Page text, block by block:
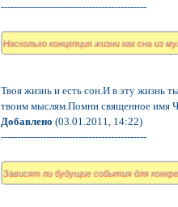
---------------------------------------------
Насколько концепция жизни как сна из
Твоя жизнь и есть сон.И в эту жизнь
твоим мыслям.Помни священное имя
Добавлено (03.01.2011, 14:22)
---------------------------------------------
Зависят ли будущие события для